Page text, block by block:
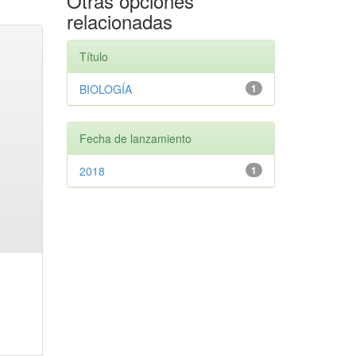
relacionadas
Título
1
BIOLOGÍA
Fecha de lanzamiento
1
2018